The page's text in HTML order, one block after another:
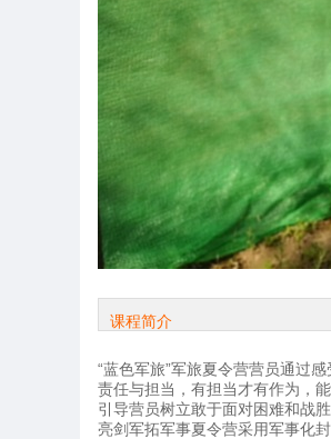
课程简介
“蓝色军旅”军旅夏令营营员通过
责任与担当，有担当才有作为，
引导营员树立敢于面对困难和战
亮剑军拓军事夏令营采用军事化